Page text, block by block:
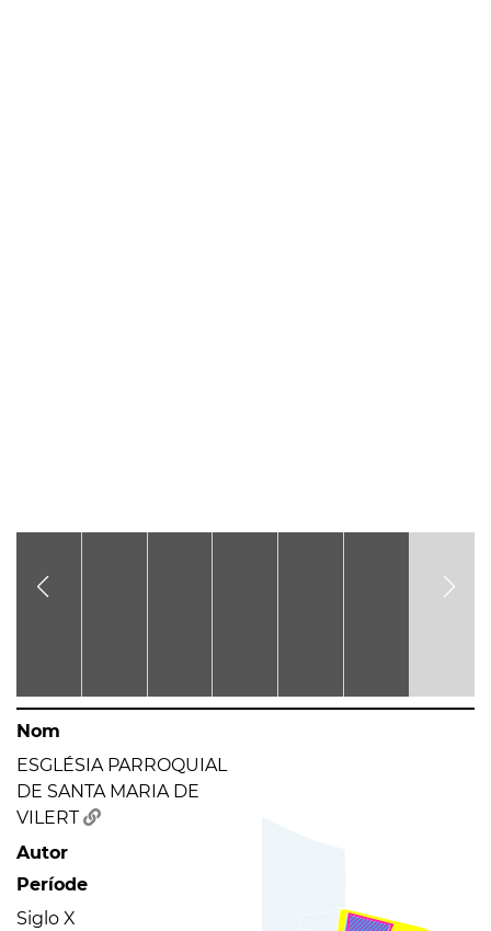
Nom
ESGLÉSIA PARROQUIAL
DE SANTA MARIA DE
VILERT
Autor
Període
Siglo X